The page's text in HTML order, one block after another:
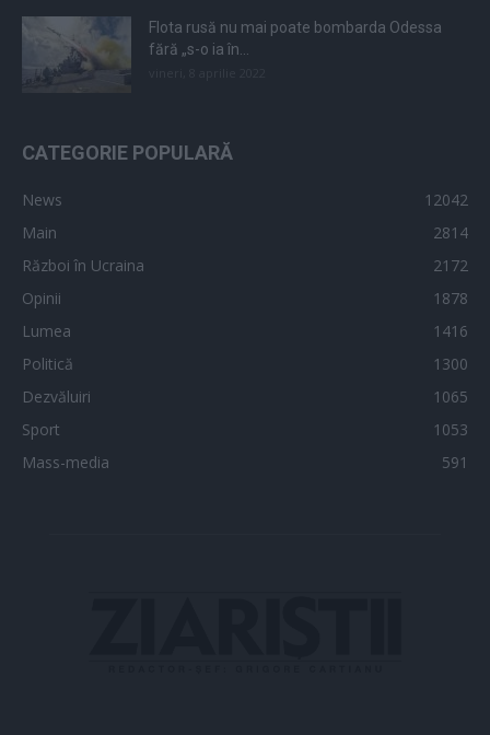
Flota rusă nu mai poate bombarda Odessa
fără „s-o ia în...
CATEGORIE POPULARĂ
News
12042
Main
2814
Război în Ucraina
2172
Opinii
1878
Lumea
1416
Politică
1300
Dezvăluiri
1065
Sport
1053
Mass-media
591